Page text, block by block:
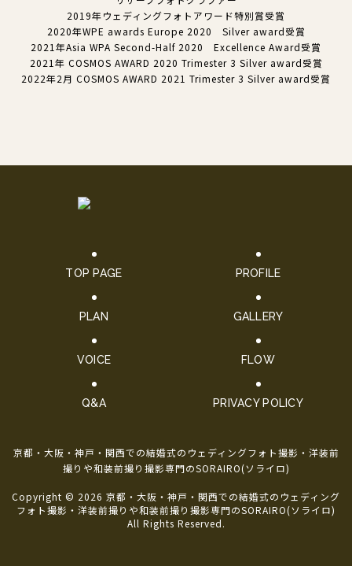
2019年ウェディングフォトアワード特別賞受賞
2020年WPE awards Europe 2020 Silver award受賞
2021年Asia WPA Second-Half 2020 Excellence Award受賞
2021年 COSMOS AWARD 2020 Trimester 3 Silver award受賞
2022年2月 COSMOS AWARD 2021 Trimester 3 Silver award受賞
TOP PAGE PROFILE
PLAN GALLERY
VOICE FLOW
Q&A PRIVACY POLICY
京都・大阪・神戸・関西での結婚式のウェディングフォト撮影・洋装前
撮りや和装前撮り撮影専門のSORAIRO(ソライロ)
Copyright © 2026 京都・大阪・神戸・関西での結婚式のウェディング
フォト撮影・洋装前撮りや和装前撮り撮影専門のSORAIRO(ソライロ)
All Rights Reserved.